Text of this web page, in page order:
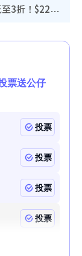
廚具開倉｜特福Tefal廚具/家電開倉低至3折！$220起買平底鍋/炒鑊/湯煲！電飯煲/吸塵機/燙斗$418起